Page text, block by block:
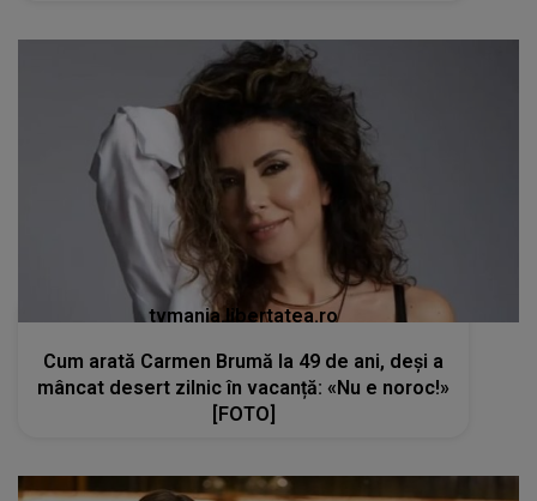
tvmania.libertatea.ro
Cum arată Carmen Brumă la 49 de ani, deși a
mâncat desert zilnic în vacanță: «Nu e noroc!»
[FOTO]